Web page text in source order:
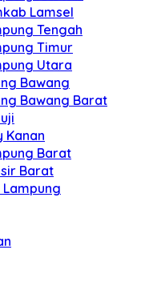
Lamsel
Tengah
Timur
Utara
Bawang
Bawang Barat
Kanan
Barat
Barat